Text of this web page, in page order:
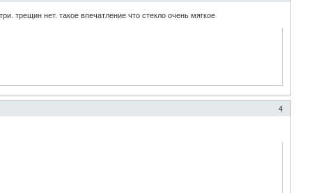
трещин нет. такое впечатление что стекло очень мягкое
4